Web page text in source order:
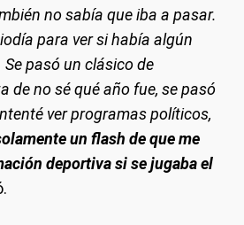
no sabía que iba a pasar.
para ver si había algún
pasó un clásico de
de no sé qué año fue, se pasó
ver programas políticos,
un flash de que me
deportiva si se jugaba el